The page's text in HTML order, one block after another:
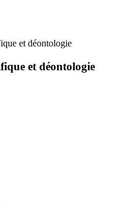
et déontologie
et déontologie